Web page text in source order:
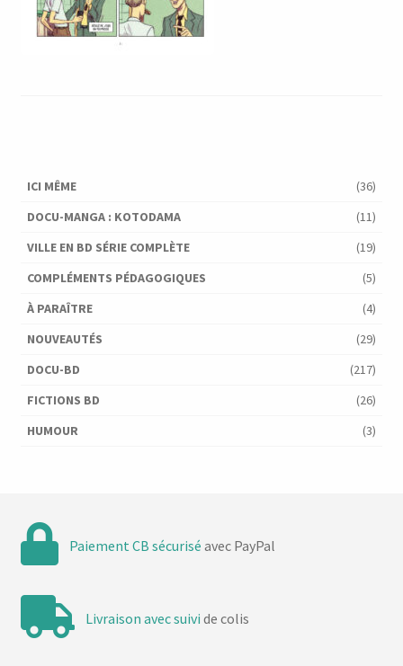
ICI MÊME
(36)
DOCU-MANGA : KOTODAMA
(11)
VILLE EN BD SÉRIE COMPLÈTE
(19)
COMPLÉMENTS PÉDAGOGIQUES
(5)
À PARAÎTRE
(4)
NOUVEAUTÉS
(29)
DOCU-BD
(217)
FICTIONS BD
(26)
HUMOUR
(3)
Paiement CB sécurisé avec PayPal
Livraison avec suivi de colis